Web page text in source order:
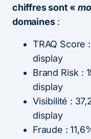
chiffres sont «
domaines:
TRAQ Score
display
Brand Risk :
display
Visibilité :
display
Fraude :